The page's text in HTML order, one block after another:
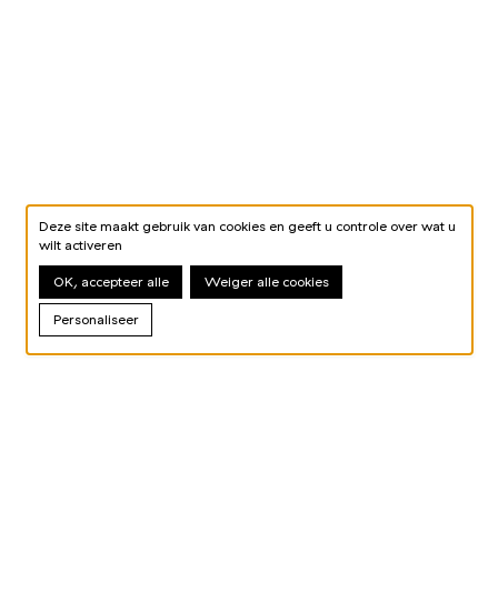
Deze site maakt gebruik van cookies en geeft u controle over wat u
wilt activeren
OK, accepteer alle Weiger alle cookies
Personaliseer